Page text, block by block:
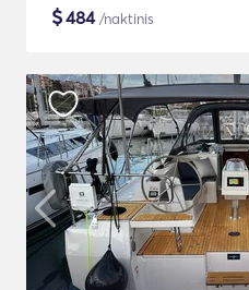
$484/naktinis